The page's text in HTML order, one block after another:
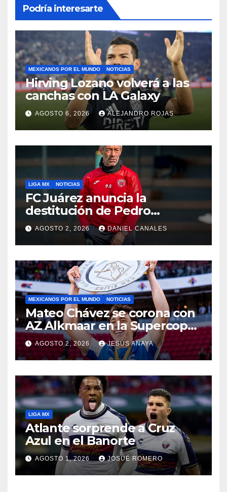
Podría interesarte
MEXICANOS POR EL MUNDO NOTICIAS
Hirving Lozano volverá a las
canchas con LA Galaxy
AGOSTO 6, 2026 ALEJANDRO ROJAS
LIGA MX NOTICIAS
FC Juárez anuncia la
destitución de Pedro
Caixinha
AGOSTO 2, 2026 DANIEL CANALES
MEXICANOS POR EL MUNDO NOTICIAS
Mateo Chávez se corona con
AZ Alkmaar en la Supercopa
de Países Bajos
AGOSTO 2, 2026 JESÚS ANAYA
LIGA MX
Atlante sorprende a Cruz
Azul en el Banorte
AGOSTO 1, 2026 JOSUÉ ROMERO